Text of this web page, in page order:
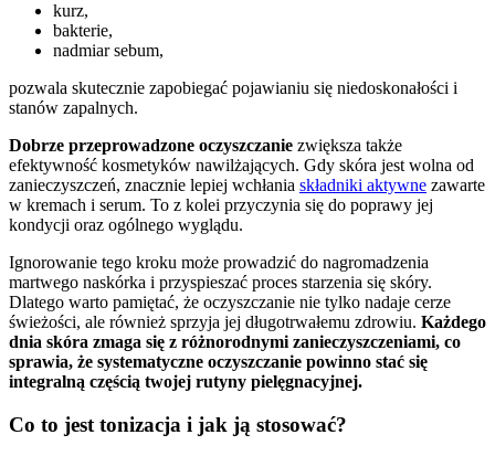
kurz,
bakterie,
nadmiar sebum,
pozwala skutecznie zapobiegać pojawianiu się niedoskonałości i
stanów zapalnych.
Dobrze przeprowadzone oczyszczanie zwiększa także
efektywność kosmetyków nawilżających. Gdy skóra jest wolna od
zanieczyszczeń, znacznie lepiej wchłania składniki aktywne zawarte
w kremach i serum. To z kolei przyczynia się do poprawy jej
kondycji oraz ogólnego wyglądu.
Ignorowanie tego kroku może prowadzić do nagromadzenia
martwego naskórka i przyspieszać proces starzenia się skóry.
Dlatego warto pamiętać, że oczyszczanie nie tylko nadaje cerze
świeżości, ale również sprzyja jej długotrwałemu zdrowiu. Każdego
dnia skóra zmaga się z różnorodnymi zanieczyszczeniami, co
sprawia, że systematyczne oczyszczanie powinno stać się
integralną częścią twojej rutyny pielęgnacyjnej.
Co to jest tonizacja i jak ją stosować?